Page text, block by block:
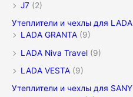
J7 (2)
Утеплители и чехлы для LADA
LADA GRANTA (9)
LADA Niva Travel (9)
LADA VESTA (9)
Утеплители и чехлы для SANY